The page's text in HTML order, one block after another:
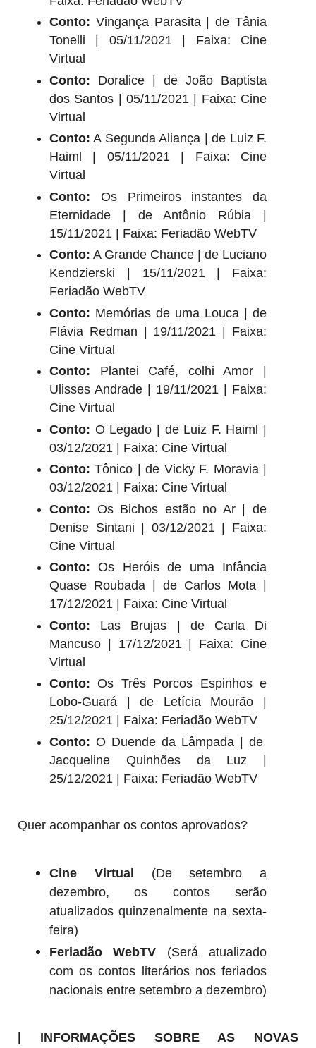
Conto: Vingança Parasita | de Tânia
Tonelli | 05/11/2021 | Faixa: Cine
Virtual
Conto: Doralice | de João Baptista
dos Santos | 05/11/2021 | Faixa: Cine
Virtual
Conto: A Segunda Aliança | de Luiz F.
Haiml | 05/11/2021 | Faixa: Cine
Virtual
Conto: Os Primeiros instantes da
Eternidade | de Antônio Rúbia |
15/11/2021 | Faixa: Feriadão WebTV
Conto: A Grande Chance | de Luciano
Kendzierski | 15/11/2021 | Faixa:
Feriadão WebTV
Conto: Memórias de uma Louca | de
Flávia Redman | 19/11/2021 | Faixa:
Cine Virtual
Conto: Plantei Café, colhi Amor |
Ulisses Andrade | 19/11/2021 | Faixa:
Cine Virtual
Conto: O Legado | de Luiz F. Haiml |
03/12/2021 | Faixa: Cine Virtual
Conto: Tônico | de Vicky F. Moravia |
03/12/2021 | Faixa: Cine Virtual
Conto: Os Bichos estão no Ar | de
Denise Sintani | 03/12/2021 | Faixa:
Cine Virtual
Conto: Os Heróis de uma Infância
Quase Roubada | de Carlos Mota |
17/12/2021 | Faixa: Cine Virtual
Conto: Las Brujas | de Carla Di
Mancuso | 17/12/2021 | Faixa: Cine
Virtual
Conto: Os Três Porcos Espinhos e
Lobo-Guará | de Letícia Mourão |
25/12/2021 | Faixa: Feriadão WebTV
Conto: O Duende da Lâmpada | de
Jacqueline Quinhões da Luz |
25/12/2021 | Faixa: Feriadão WebTV
Quer acompanhar os contos aprovados?
Cine Virtual (De setembro a
dezembro, os contos serão
atualizados quinzenalmente na sexta-
feira)
Feriadão WebTV (Será atualizado
com os contos literários nos feriados
nacionais entre setembro a dezembro)
| INFORMAÇÕES SOBRE AS NOVAS